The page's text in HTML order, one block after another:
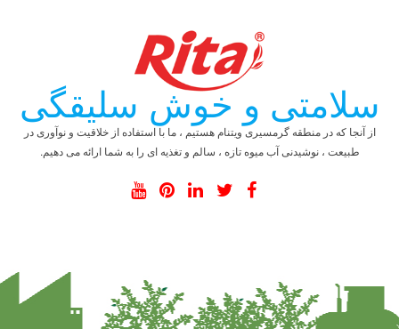
سلامتی و خوش سلیقگی
از آنجا که در منطقه گرمسیری ویتنام هستیم ، ما با استفاده از خلاقیت و نوآوری در
طبیعت ، نوشیدنی آب میوه تازه ، سالم و تغذیه ای را به شما ارائه می دهیم.